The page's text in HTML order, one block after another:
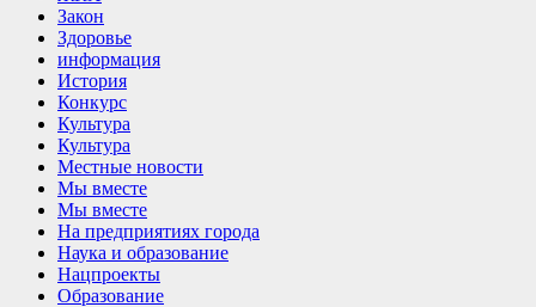
Закон
Здоровье
информация
История
Конкурс
Культура
Культура
Местные новости
Мы вместе
Мы вместе
На предприятиях города
Наука и образование
Нацпроекты
Образование